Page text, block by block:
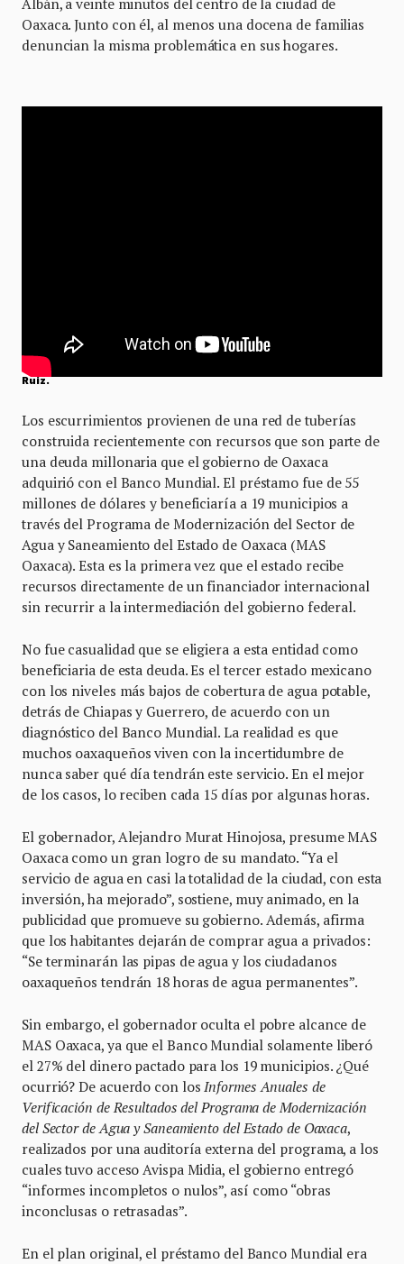
Oaxaca. Junto con él, al menos una docena de familias
denuncian la misma problemática en sus hogares.
Crédito: Video de los escurrimientos tomados por el vecino Iván
Ruiz.
Los escurrimientos provienen de una red de tuberías
construida recientemente con recursos que son parte de
una deuda millonaria que el gobierno de Oaxaca
adquirió con el Banco Mundial. El préstamo fue de 55
millones de dólares y beneficiaría a 19 municipios a
través del Programa de Modernización del Sector de
Agua y Saneamiento del Estado de Oaxaca (MAS
Oaxaca). Esta es la primera vez que el estado recibe
recursos directamente de un financiador internacional
sin recurrir a la intermediación del gobierno federal.
No fue casualidad que se eligiera a esta entidad como
beneficiaria de esta deuda. Es el tercer estado mexicano
con los niveles más bajos de cobertura de agua potable,
detrás de Chiapas y Guerrero, de acuerdo con un
diagnóstico del Banco Mundial. La realidad es que
muchos oaxaqueños viven con la incertidumbre de
nunca saber qué día tendrán este servicio. En el mejor
de los casos, lo reciben cada 15 días por algunas horas.
El gobernador, Alejandro Murat Hinojosa, presume MAS
Oaxaca como un gran logro de su mandato. “Ya el
servicio de agua en casi la totalidad de la ciudad, con esta
inversión, ha mejorado”, sostiene, muy animado, en la
publicidad que promueve su gobierno. Además, afirma
que los habitantes dejarán de comprar agua a privados:
“Se terminarán las pipas de agua y los ciudadanos
oaxaqueños tendrán 18 horas de agua permanentes”.
Sin embargo, el gobernador oculta el pobre alcance de
MAS Oaxaca, ya que el Banco Mundial solamente liberó
el 27% del dinero pactado para los 19 municipios. ¿Qué
ocurrió? De acuerdo con losInformes Anuales de
Verificación de Resultados del Programa de Modernización
del Sector de Agua y Saneamiento del Estado de Oaxaca,
realizados por una auditoría externa del programa, a los
cuales tuvo acceso Avispa Midia, el gobierno entregó
“informes incompletos o nulos”, así como “obras
inconclusas o retrasadas”.
En el plan original, el préstamo del Banco Mundial era